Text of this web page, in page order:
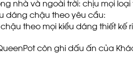
nhà và ngoài trời: chịu mọi
dáng chậu theo yêu cầu:
theo mọi kiểu dáng thiết
còn ghi dấu ấn của